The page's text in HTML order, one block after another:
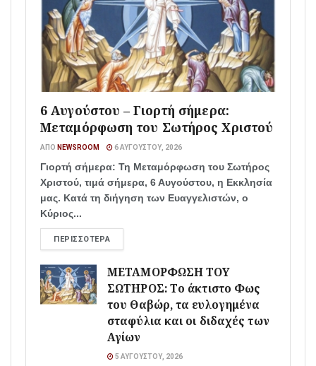
6 Αυγούστου – Γιορτή σήμερα:
Μεταμόρφωση του Σωτήρος Χριστού
ΑΠΌ NEWSROOM 6 ΑΥΓΟΎΣΤΟΥ, 2026
Γιορτή σήμερα: Τη Μεταμόρφωση του Σωτήρος
Χριστού, τιμά σήμερα, 6 Αυγούστου, η Εκκλησία
μας. Κατά τη διήγηση των Ευαγγελιστών, ο
Κύριος...
ΠΕΡΙΣΣΌΤΕΡΑ
ΜΕΤΑΜΟΡΦΩΣΗ ΤΟΥ
ΣΩΤΗΡΟΣ: Το άκτιστο Φως
του Θαβώρ, τα ευλογημένα
σταφύλια και οι διδαχές των
Αγίων
5 ΑΥΓΟΎΣΤΟΥ, 2026